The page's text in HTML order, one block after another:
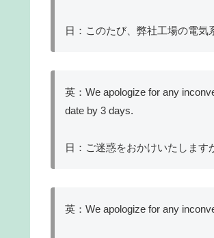
日：このたび、弊社工場の電気
英：We apologize for any
date by 3 days.
日：ご迷惑をおかけいたします
英：We apologize for any